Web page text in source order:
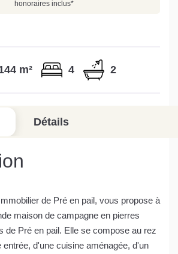
honoraires inclus*
m² 4 2
Détails
de Pré en pail, vous propose à
maison de campagne en pierres
de Pré en pail. Elle se compose au rez
d'une cuisine aménagée, d'un